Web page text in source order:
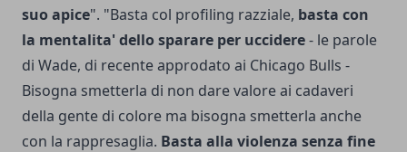
suo apice". "Basta col profiling razziale, basta con
la mentalita' dello sparare per uccidere- le parole
di Wade, di recente approdato ai Chicago Bulls -
Bisogna smetterla di non dare valore ai cadaveri
della gente di colore ma bisogna smetterla anche
con la rappresaglia. Basta alla violenza senza fine